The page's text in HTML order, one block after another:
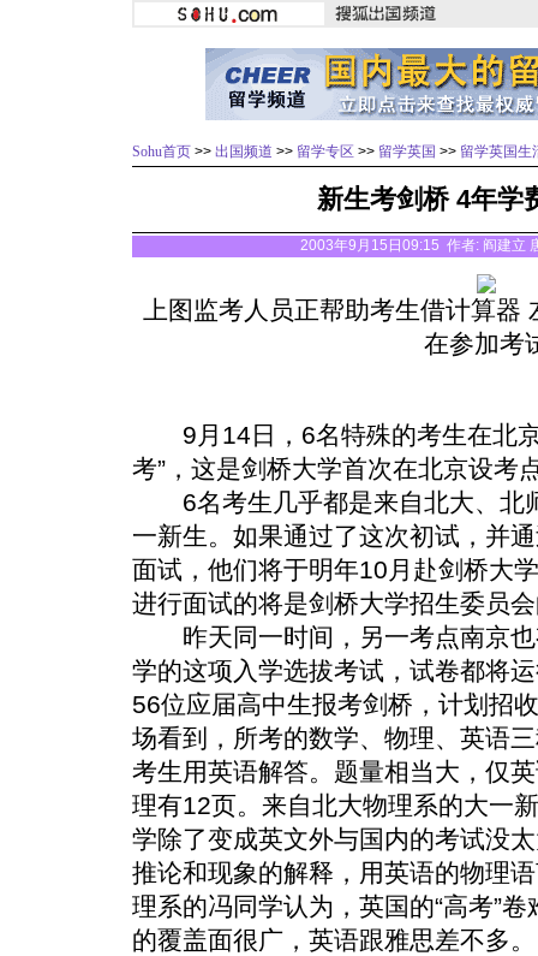
Sohu首页 >> 出国频道 >> 留学专区 >> 留学英国 >> 留学英国生
新生考剑桥 4年学
2003年9月15日09:15 作者: 阎建立
上图监考人员正帮助考生借计算
在参加考
9月14日，6名特殊的考生在北京
考”，这是剑桥大学首次在北京设考
6名考生几乎都是来自北大、北
一新生。如果通过了这次初试，并
面试，他们将于明年10月赴剑桥大
进行面试的将是剑桥大学招生委员
昨天同一时间，另一考点南京也
学的这项入学选拔考试，试卷都将
56位应届高中生报考剑桥，计划招
场看到，所考的数学、物理、英语
考生用英语解答。题量相当大，仅
理有12页。来自北大物理系的大一
学除了变成英文外与国内的考试没
推论和现象的解释，用英语的物理
理系的冯同学认为，英国的“高考”
的覆盖面很广，英语跟雅思差不多。